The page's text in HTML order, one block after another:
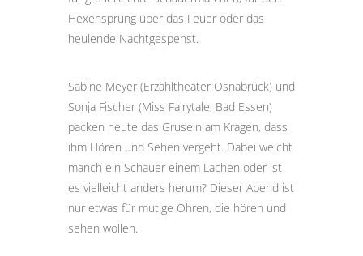
Hexensprung über das Feuer oder das
heulende Nachtgespenst.
Sabine Meyer (Erzähltheater Osnabrück) und
Sonja Fischer (Miss Fairytale, Bad Essen)
packen heute das Gruseln am Kragen, dass
ihm Hören und Sehen vergeht. Dabei weicht
manch ein Schauer einem Lachen oder ist
es vielleicht anders herum? Dieser Abend ist
nur etwas für mutige Ohren, die hören und
sehen wollen.